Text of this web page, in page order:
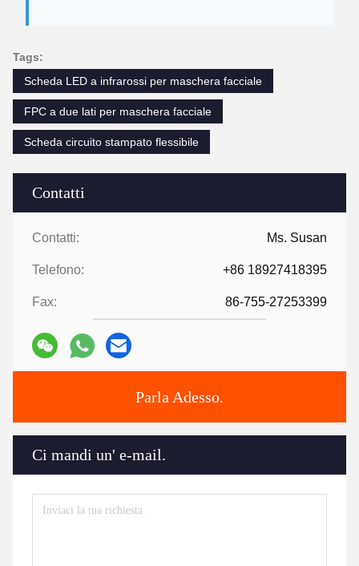
Contatti
Contatti: Ms. Susan
Telefono: +86 18927418395
Fax: 86-755-27253399
Parla Adesso.
Ci mandi un' e-mail.
Tags:
Scheda LED a infrarossi per maschera facciale
FPC a due lati per maschera facciale
Scheda circuito stampato flessibile